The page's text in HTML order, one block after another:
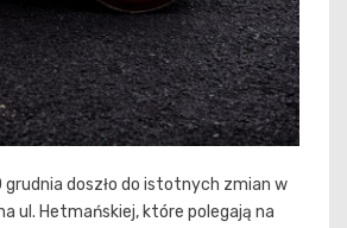
grudnia doszło do istotnych zmian w
ul. Hetmańskiej, które polegają na